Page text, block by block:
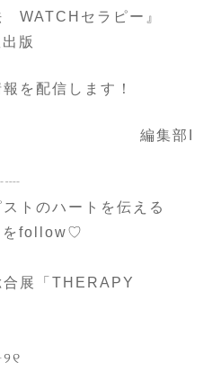
WATCHセラピー』
版
を配信します！
編集部I
トのハートを伝える
をfollow♡
合展「THERAPY